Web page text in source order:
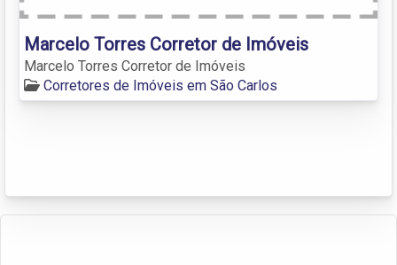
Marcelo Torres Corretor de Imóveis
Marcelo Torres Corretor de Imóveis
Corretores de Imóveis em São Carlos